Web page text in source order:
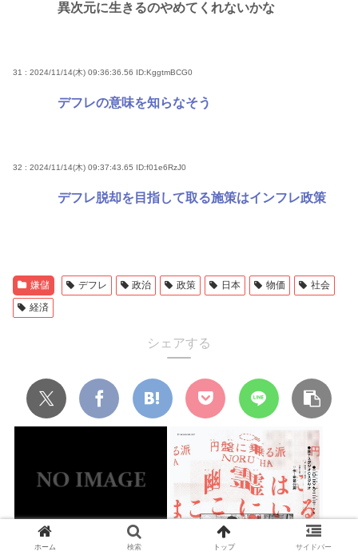
異次元に生きるのやめてくれないかな
31 : 2024/11/14(木) 09:36:36.56 ID:KggtmBCG0
デフレの意味を知らなそう
32 : 2024/11/14(木) 09:37:43.65 ID:f01e6RzJ0
デフレ脱却を目指して取る施策はインフレ政策
嫌儲 デフレ 政治 政策 日本 物価
社会
経済
シェアする
ホーム 検索 トップ サイドバー